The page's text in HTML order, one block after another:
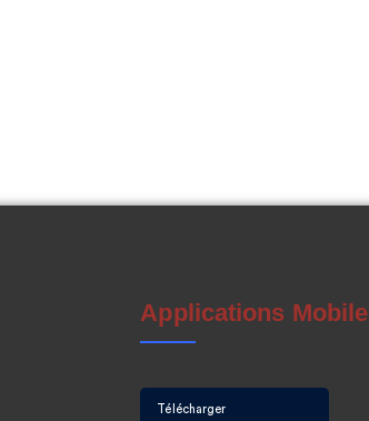
Applications Mobile
Télécharger